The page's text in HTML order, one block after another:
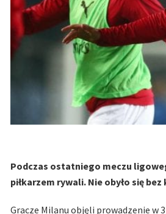
Podczas ostatniego meczu
piłkarzem rywali. Nie obyło się
Gracze Milanu objęli prowadzenie w